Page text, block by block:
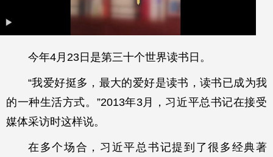
今年4月23日是第三十个世界读书日。
“我爱好挺多，最大的爱好是读书，读书已成为我
的一种生活方式。”2013年3月，习近平总书记在接受
媒体采访时这样说。
在多个场合，习近平总书记提到了很多经典著